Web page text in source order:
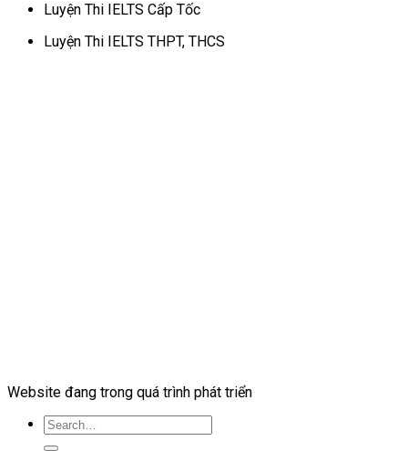
Luyện Thi IELTS Cấp Tốc
Luyện Thi IELTS THPT, THCS
Website đang trong quá trình phát triển